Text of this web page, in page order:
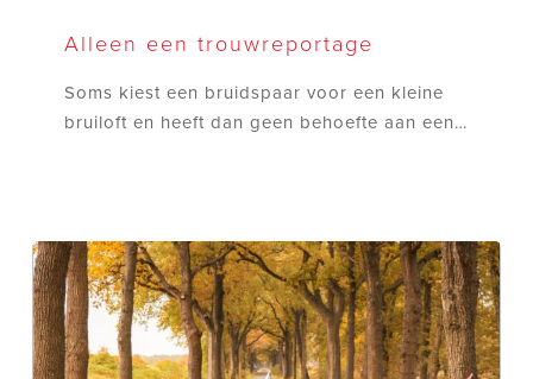
Alleen een trouwreportage
Soms kiest een bruidspaar voor een kleine
bruiloft en heeft dan geen behoefte aan een…